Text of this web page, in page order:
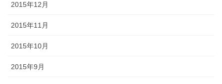
2015年12月
2015年11月
2015年10月
2015年9月